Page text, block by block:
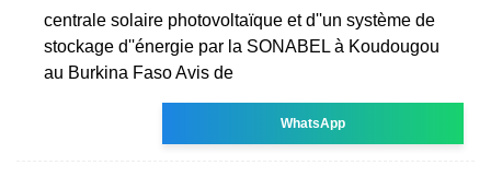
centrale solaire photovoltaïque et d''un système de
stockage d''énergie par la SONABEL à Koudougou
au Burkina Faso Avis de
WhatsApp